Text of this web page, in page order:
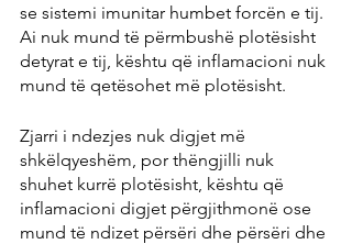
se sistemi imunitar humbet forcën e tij.
Ai nuk mund të përmbushë plotësisht
detyrat e tij, kështu që inflamacioni nuk
mund të qetësohet më plotësisht.
Zjarri i ndezjes nuk digjet më
shkëlqyeshëm, por thëngjilli nuk
shuhet kurrë plotësisht, kështu që
inflamacioni digjet përgjithmonë ose
mund të ndizet përsëri dhe përsëri dhe